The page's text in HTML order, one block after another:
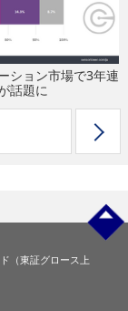
ション市場で3年連
話題に
（東証グロース上